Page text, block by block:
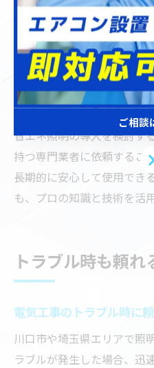
も対応しなければなりませ
また、適切な電気工事によ
最大限に引き出すことが
配線設計を専門家が行うこ
つつ、快適な明るさを実現
省エネ照明の導入を検討す
持つ専門業者に依頼するこ
長期的に安心して使用でき
も、プロの知識と技術を活
トラブル時も頼
電気工事のトラブル時に
川口市や埼玉県エリアで照
ラブルが発生した場合、迅
ご相談
ご相談